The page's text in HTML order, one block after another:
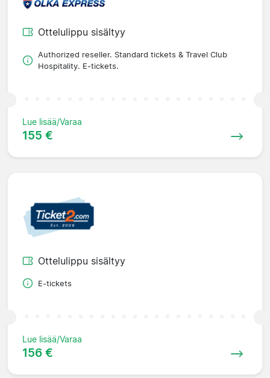
Ottelulippu sisältyy
Authorized reseller. Standard tickets & Travel Club
Hospitality. E-tickets.
Lue lisää/Varaa
155 €
Ottelulippu sisältyy
E-tickets
Lue lisää/Varaa
156 €